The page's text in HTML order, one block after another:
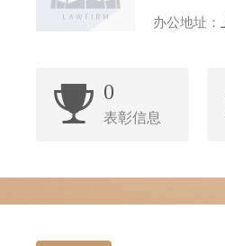
办公地址：
0
表彰信息